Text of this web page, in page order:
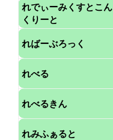
れでぃーみくすとこん
くりーと
ればーぶろっく
れべる
れべるきん
れみふぁると